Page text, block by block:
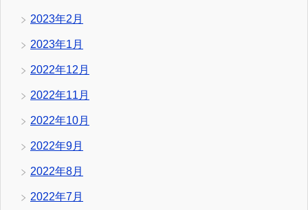
2023年2月
2023年1月
2022年12月
2022年11月
2022年10月
2022年9月
2022年8月
2022年7月